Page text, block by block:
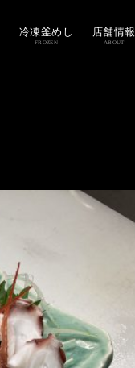
冷凍釜めし
FROZEN
店舗情報
ABOUT